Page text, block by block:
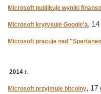
Microsoft publikuje wyniki
Microsoft krytykuje Google'a,
Microsoft pracuje nad
2014 r.
Microsoft przyjmuje bitcoiny, 17